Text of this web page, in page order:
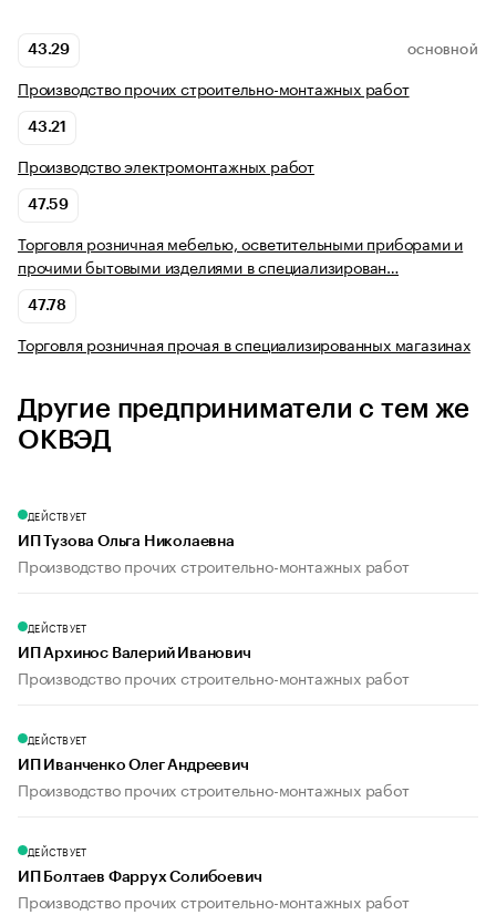
43.29 ОСНОВНОЙ
Производство прочих строительно-монтажных работ
43.21
Производство электромонтажных работ
47.59
Торговля розничная мебелью, осветительными приборами и
прочими бытовыми изделиями в специализирован…
47.78
Торговля розничная прочая в специализированных магазинах
Другие предприниматели с тем же
ОКВЭД
ДЕЙСТВУЕТ
ИП Тузова Ольга Николаевна
Производство прочих строительно-монтажных работ
ДЕЙСТВУЕТ
ИП Архинос Валерий Иванович
Производство прочих строительно-монтажных работ
ДЕЙСТВУЕТ
ИП Иванченко Олег Андреевич
Производство прочих строительно-монтажных работ
ДЕЙСТВУЕТ
ИП Болтаев Фаррух Солибоевич
Производство прочих строительно-монтажных работ